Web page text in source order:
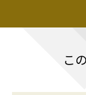
こ